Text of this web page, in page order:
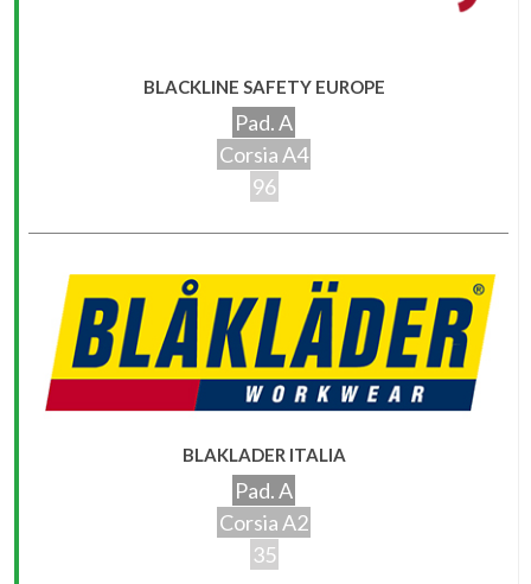
BLACKLINE SAFETY EUROPE
Pad. A
Corsia A4
96
BLAKLADER ITALIA
Pad. A
Corsia A2
35